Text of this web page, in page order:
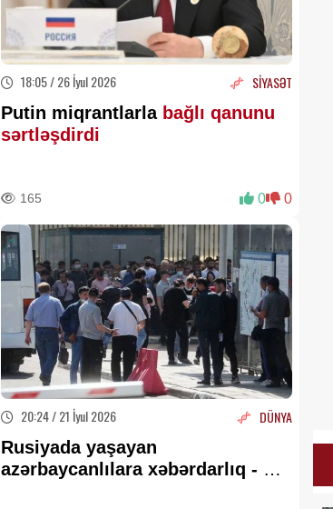
18:05 / 26 İyul 2026 SİYASƏT
Putin miqrantlarla bağlı qanunu
sərtləşdirdi
165 0 0
20:24 / 21 İyul 2026 DÜNYA
Rusiyada yaşayan
azərbaycanlılara xəbərdarlıq - Bu